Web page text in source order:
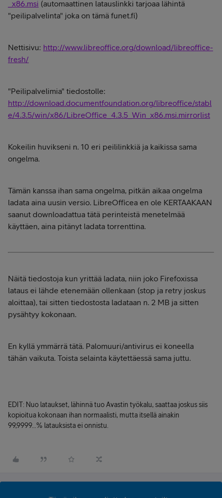
_x86.msi (automaattinen latauslinkki tarjoaa lähintä
"peilipalvelinta" joka on tämä funet.fi)
Nettisivu: http://www.libreoffice.org/download/libreoffice-
fresh/
"Peilipalvelimia" tiedostolle:
http://download.documentfoundation.org/libreoffice/stabl
e/4.3.5/win/x86/LibreOffice_4.3.5_Win_x86.msi.mirrorlist
Kokeilin huvikseni n. 10 eri peililinkkiä ja kaikissa sama
ongelma.
Tämän kanssa ihan sama ongelma, pitkän aikaa ongelma
ladata aina uusin versio. LibreOfficea en ole KERTAAKAAN
saanut downloadattua tätä perinteistä menetelmää
käyttäen, aina pitänyt ladata torrenttina.
Näitä tiedostoja kun yrittää ladata, niin joko Firefoxissa
lataus ei lähde etenemään ollenkaan (stop ja retry joskus
aloittaa), tai sitten tiedostosta ladataan n. 2 MB ja sitten
pysähtyy kokonaan.
En kyllä ymmärrä tätä. Palomuuri/antivirus ei koneella
tähän vaikuta. Toista selainta käytettäessä sama juttu.
EDIT: Nuo lataukset, lähinnä tuo Avastin työkalu, saattaa joskus siis
kopioitua kokonaan ihan normaalisti, mutta itsellä ainakin
99,9999...% latauksista ei onnistu.